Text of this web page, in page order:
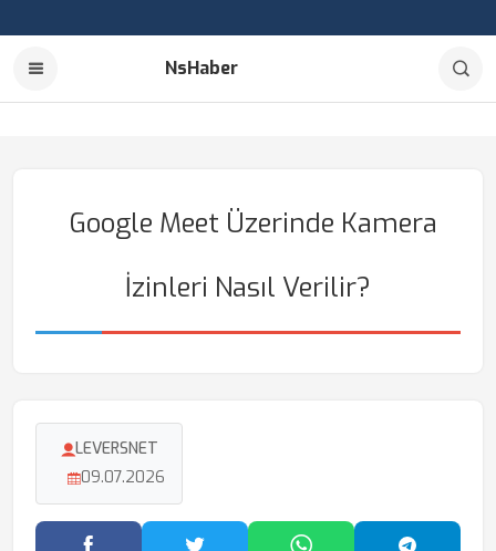
NsHaber
Google Meet Üzerinde Kamera
İzinleri Nasıl Verilir?
LEVERSNET
09.07.2026